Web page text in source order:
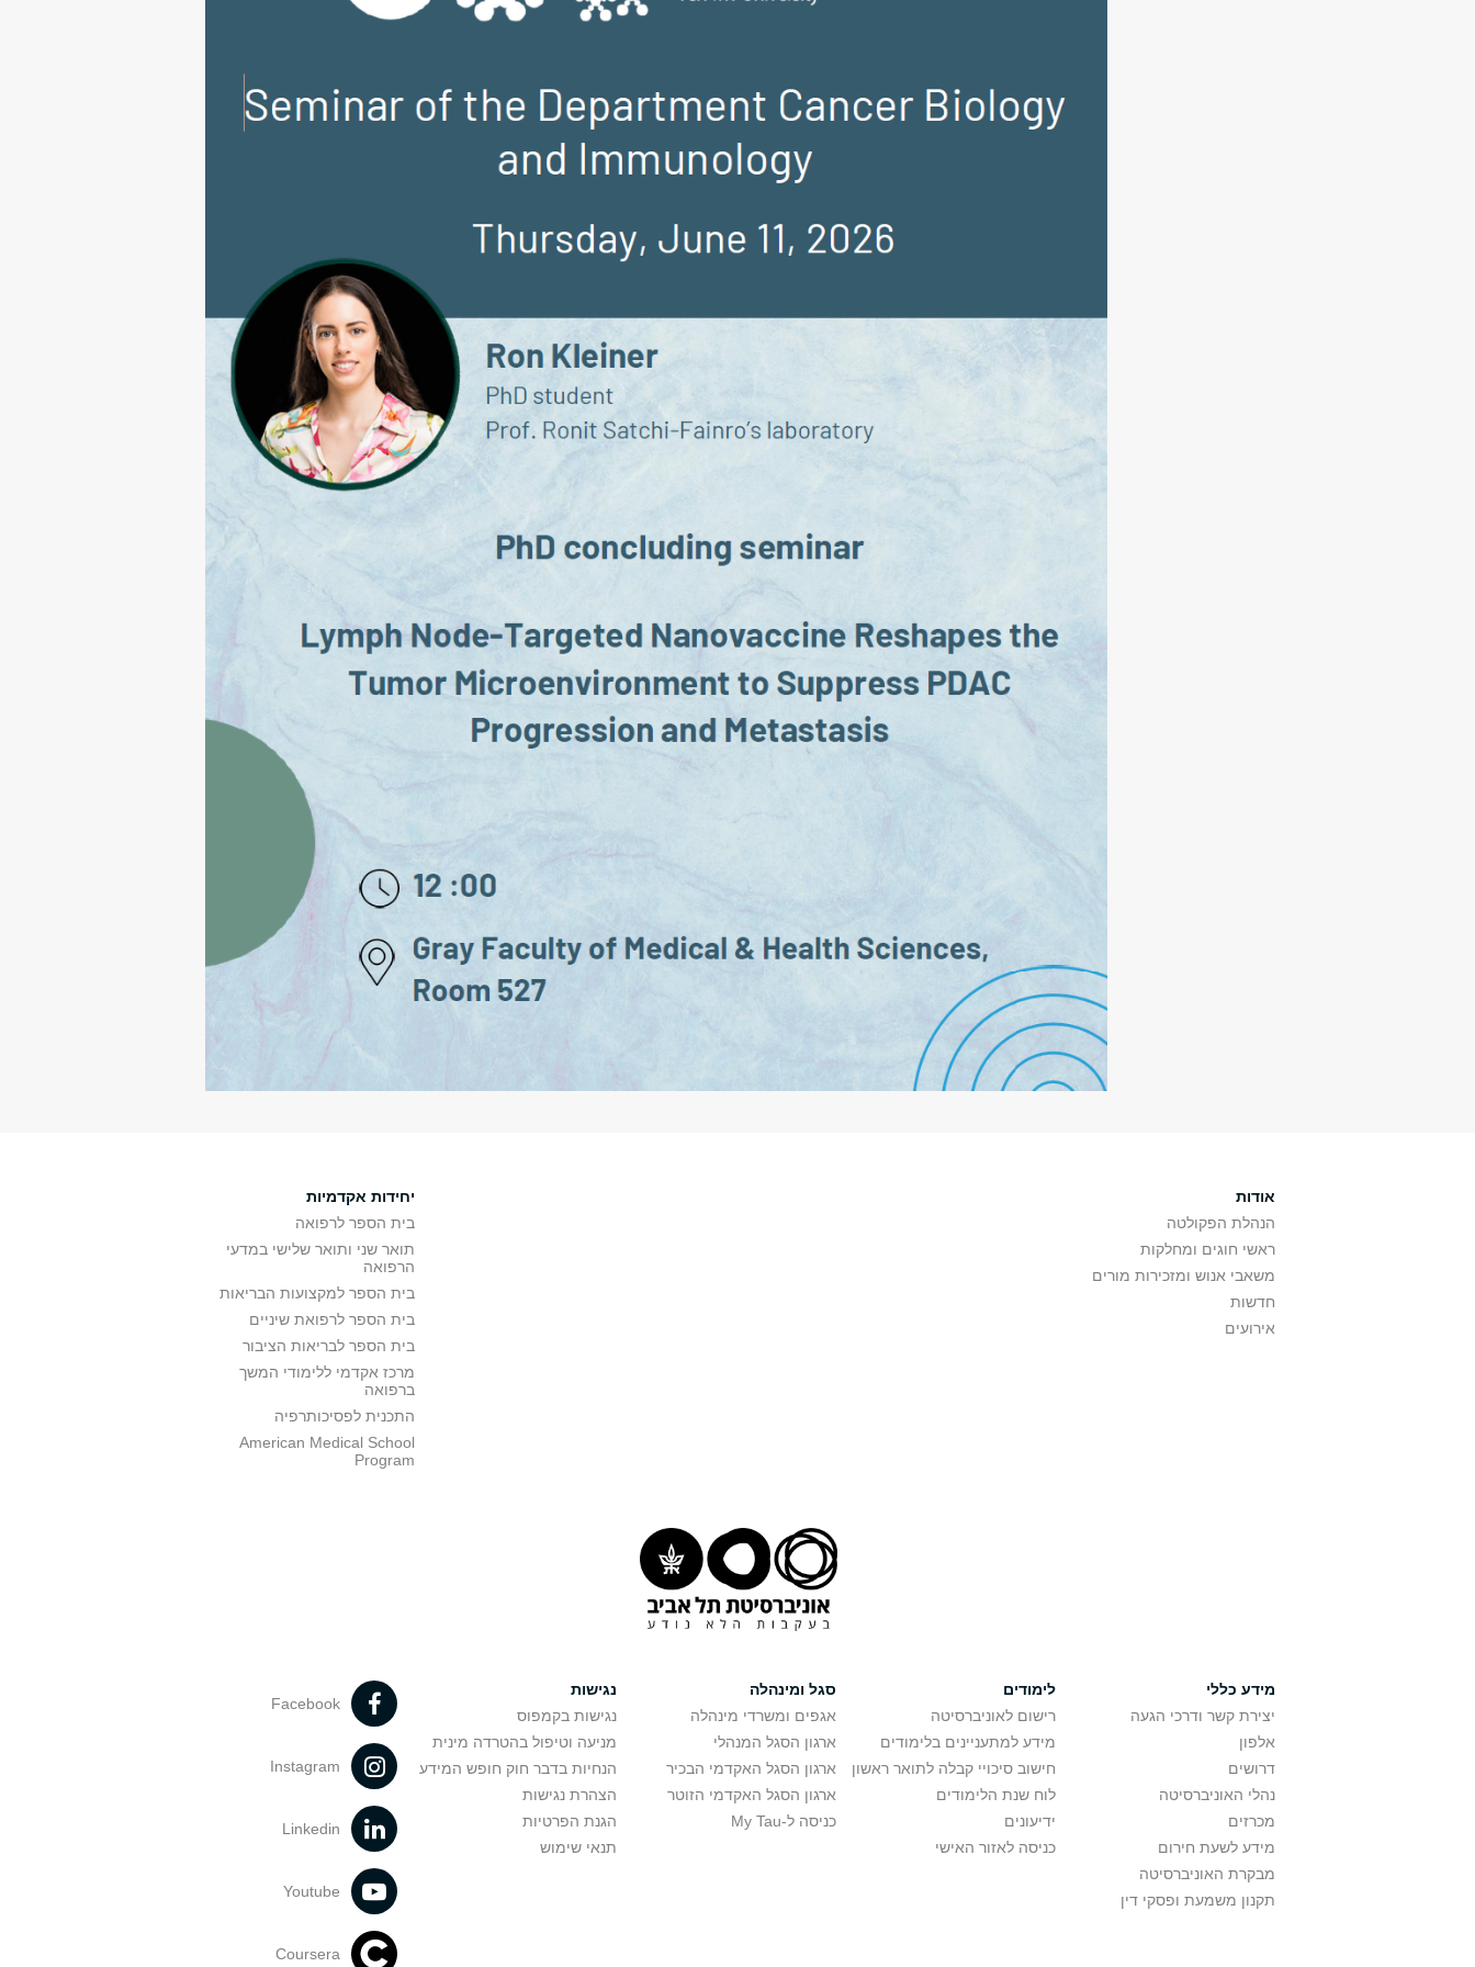
אודות
הנהלת הפקולטה
ראשי חוגים ומחלקות
משאבי אנוש ומזכירות מורים
חדשות
אירועים
יחידות אקדמיות
בית הספר לרפואה
תואר שני ותואר שלישי במדעי
הרפואה
בית הספר למקצועות הבריאות
בית הספר לרפואת שיניים
בית הספר לבריאות הציבור
מרכז אקדמי ללימודי המשך
ברפואה
התכנית לפסיכותרפיה
American Medical School
Program
מידע כללי
יצירת קשר ודרכי הגעה
אלפון
דרושים
נהלי האוניברסיטה
מכרזים
מידע לשעת חירום
מבקרת האוניברסיטה
תקנון משמעת ופסקי דין
לימודים
רישום לאוניברסיטה
מידע למתעניינים בלימודים
חישוב סיכויי קבלה לתואר ראשון
לוח שנת הלימודים
ידיעונים
כניסה לאזור האישי
סגל ומינהלה
אגפים ומשרדי מינהלה
ארגון הסגל המנהלי
ארגון הסגל האקדמי הבכיר
ארגון הסגל האקדמי הזוטר
כניסה ל-My Tau
נגישות
נגישות בקמפוס
מניעה וטיפול בהטרדה מינית
הנחיות בדבר חוק חופש המידע
הצהרת נגישות
הגנת הפרטיות
תנאי שימוש
Facebook
Instagram
Linkedin
Youtube
Coursera